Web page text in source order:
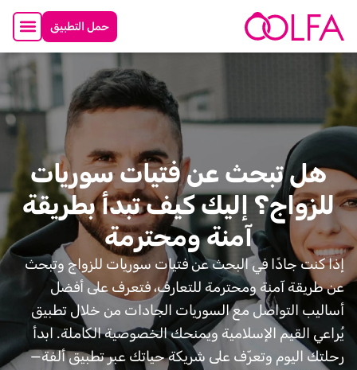
حمل التطبيق
هل تبحث عن فتيات سوريات
للزواج؟ إليك كيف تبدأ بطريقة
آمنة ومحترمة
إذا كنت جادًا في البحث عن فتيات سوريات للزواج وتبحث
عن طريقة آمنة ومحترمة للتعارف، فتعرف على أفضل
أساليب التواصل مع السوريات الجادات من خلال تطبيق
يُراعي القيم الإسلامية ويمنحك الخصوصية الكاملة. ابدأ
رحلتك اليوم وتعرّف على شريكة حياتك عبر تطبيق ألفة—